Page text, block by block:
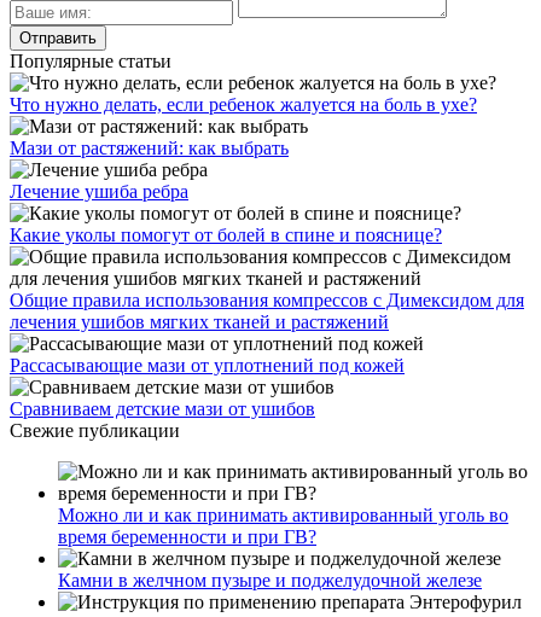
Популярные статьи
Что нужно делать, если ребенок жалуется на боль в ухе?
Мази от растяжений: как выбрать
Лечение ушиба ребра
Какие уколы помогут от болей в спине и пояснице?
Общие правила использования компрессов с Димексидом для
лечения ушибов мягких тканей и растяжений
Рассасывающие мази от уплотнений под кожей
Сравниваем детские мази от ушибов
Свежие публикации
Можно ли и как принимать активированный уголь во
время беременности и при ГВ?
Камни в желчном пузыре и поджелудочной железе